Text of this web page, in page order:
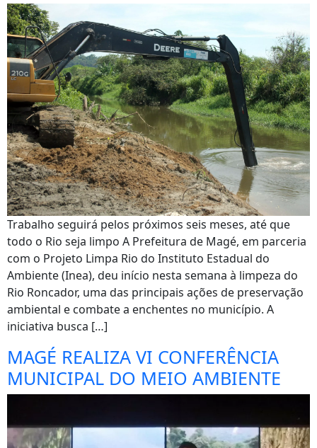
Trabalho seguirá pelos próximos seis meses, até que
todo o Rio seja limpo A Prefeitura de Magé, em parceria
com o Projeto Limpa Rio do Instituto Estadual do
Ambiente (Inea), deu início nesta semana à limpeza do
Rio Roncador, uma das principais ações de preservação
ambiental e combate a enchentes no município. A
iniciativa busca […]
MAGÉ REALIZA VI CONFERÊNCIA
MUNICIPAL DO MEIO AMBIENTE